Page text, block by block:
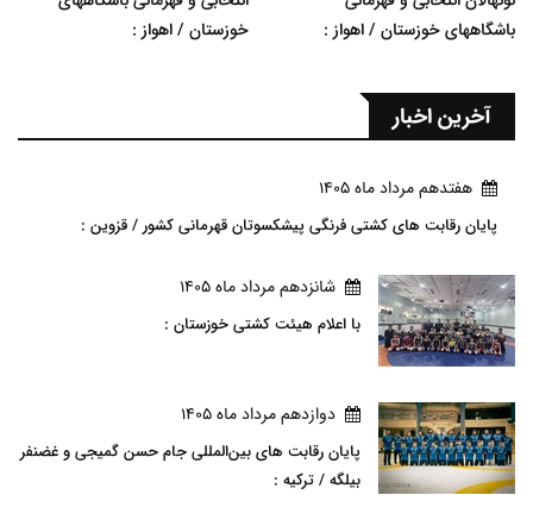
باشگاههای خوزستان / اهواز :
خوزستان / اهواز :
آخرین اخبار
هفتدهم مرداد ماه 1405
پایان رقابت های کشتی فرنگی پیشکسوتان قهرمانی کشور / قزوین :
شانزدهم مرداد ماه 1405
با اعلام هیئت کشتی خوزستان :
دوازدهم مرداد ماه 1405
پایان رقابت های بین‌المللی جام حسن گمیجی و غضنفر
بیلگه / ترکیه :